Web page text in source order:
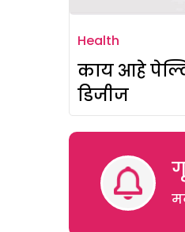
Health
काय आहे
डिजीज